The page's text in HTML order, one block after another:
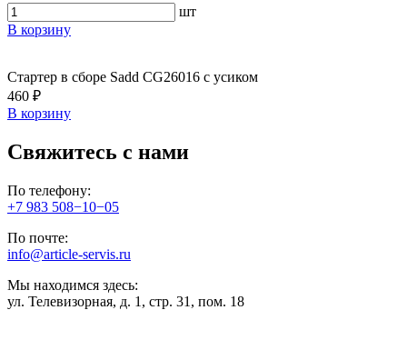
шт
В корзину
Стартер в сборе Sadd CG26016 с усиком
460 ₽
В корзину
Свяжитесь с нами
По телефону:
+7 983 508−10−05
По почте:
info@article-servis.ru
Мы находимся здесь:
ул. Телевизорная, д. 1, стр. 31, пом. 18